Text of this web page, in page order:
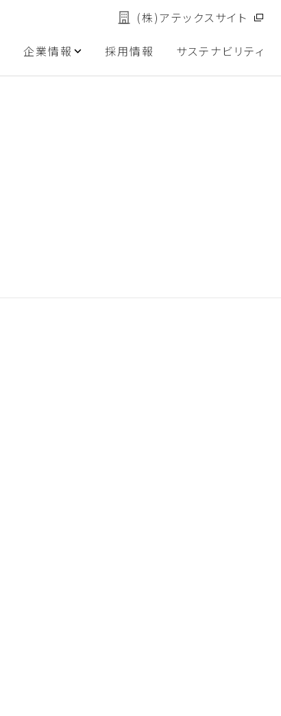
企業情報 採用情報 サステナビリティ
(株)アテックスサイト